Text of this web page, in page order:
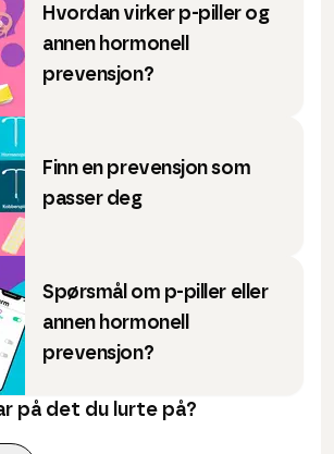
Hvordan virker p-piller og
annen hormonell
prevensjon?
Finn en prevensjon som
passer deg
Spørsmål om p-piller eller
annen hormonell
prevensjon?
på det du lurte på?